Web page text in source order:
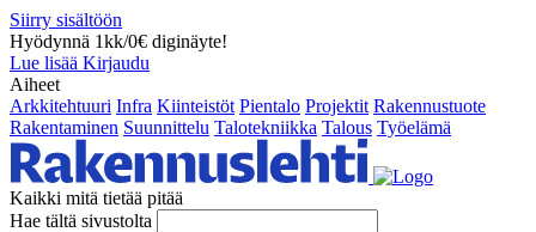
Siirry sisältöön
Hyödynnä 1kk/0€ diginäyte!
Lue lisää Kirjaudu
Aiheet
Arkkitehtuuri Infra Kiinteistöt Pientalo Projektit Rakennustuote
Rakentaminen Suunnittelu Talotekniikka Talous Työelämä
Kaikki mitä tietää pitää
Hae tältä sivustolta